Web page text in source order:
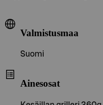
Valmistusmaa
Suomi
Ainesosat